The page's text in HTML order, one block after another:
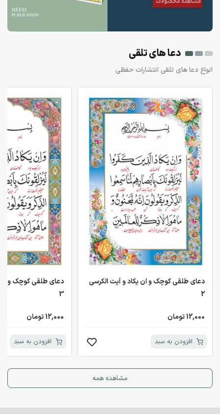
دعا های تلقی
انواع دعا های تلقی انتشارات حفظی
دعای طلقی کوچک و ان یکاد و آیت الکرسی
2
12,000 تومان
افزودن به سبد
دعای طلقی کوچک و ان
3
12,000 تومان
افزودن به سبد
مشاهده همه